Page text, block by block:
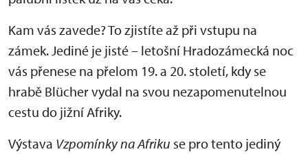
Kam vás zavede? To zjistíte až při vstupu na
zámek. Jediné je jisté – letošní Hradozámecká noc
vás přenese na přelom 19. a 20. století, kdy se
hrabě Blücher vydal na svou nezapomenutelnou
cestu do jižní Afriky.
Výstava Vzpomínky na Afriku se pro tento jediný